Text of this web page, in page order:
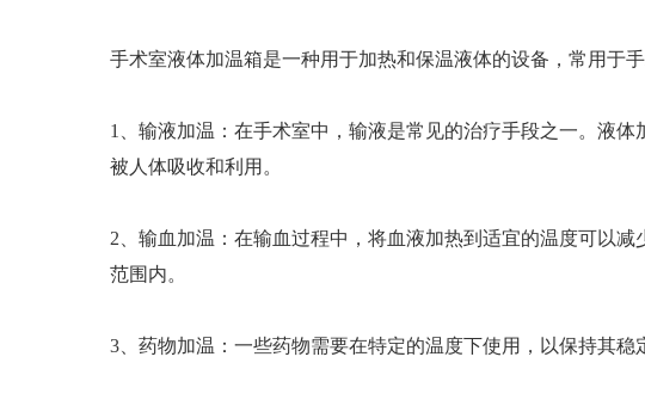
手术室液体加温箱是一种用于加热和保温液体的设备，常用于
1、输液加温：在手术室中，输液是常见的治疗手段之一。液
被人体吸收和利用。
2、输血加温：在输血过程中，将血液加热到适宜的温度可以
范围内。
3、药物加温：一些药物需要在特定的温度下使用，以保持其
冷链运输箱
物证保管柜
锂电池测试恒温箱
实验室低温冰箱